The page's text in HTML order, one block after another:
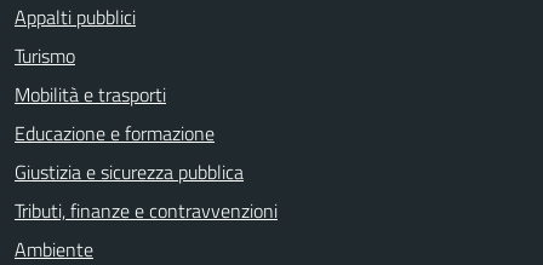
Appalti pubblici
Turismo
Mobilità e trasporti
Educazione e formazione
Giustizia e sicurezza pubblica
Tributi, finanze e contravvenzioni
Ambiente